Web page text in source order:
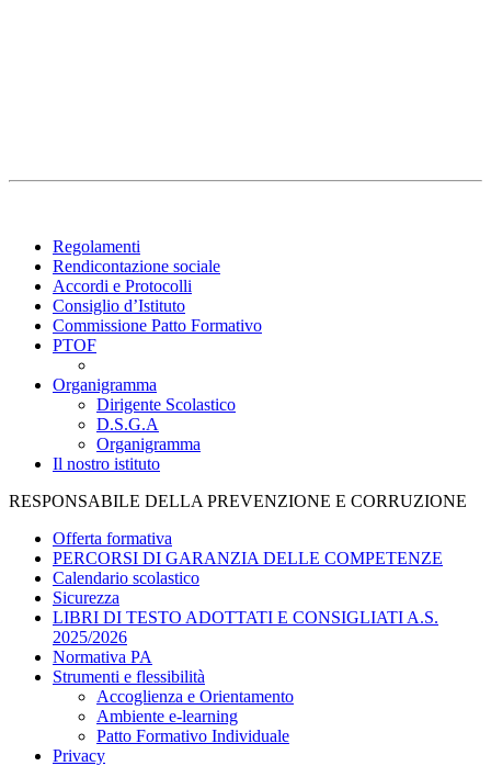
Regolamenti
Rendicontazione sociale
Accordi e Protocolli
Consiglio d’Istituto
Commissione Patto Formativo
PTOF
Organigramma
Dirigente Scolastico
D.S.G.A
Organigramma
Il nostro istituto
RESPONSABILE DELLA PREVENZIONE E CORRUZIONE
Offerta formativa
PERCORSI DI GARANZIA DELLE COMPETENZE
Calendario scolastico
Sicurezza
LIBRI DI TESTO ADOTTATI E CONSIGLIATI A.S.
2025/2026
Normativa PA
Strumenti e flessibilità
Accoglienza e Orientamento
Ambiente e-learning
Patto Formativo Individuale
Privacy